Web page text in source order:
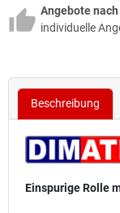
Angebote
individuelle
Beschreibung
Einspurige Rolle